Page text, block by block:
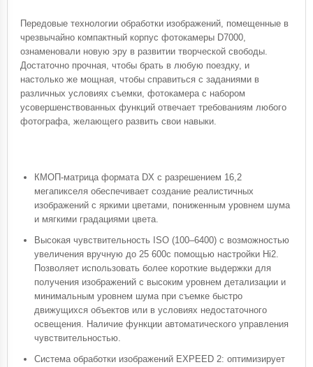
Передовые технологии обработки изображений, помещенные в
чрезвычайно компактный корпус фотокамеры D7000,
ознаменовали новую эру в развитии творческой свободы.
Достаточно прочная, чтобы брать в любую поездку, и
настолько же мощная, чтобы справиться с заданиями в
различных условиях съемки, фотокамера с набором
усовершенствованных функций отвечает требованиям любого
фотографа, желающего развить свои навыки.
КМОП-матрица формата DX с разрешением 16,2
мегапикселя обеспечивает создание реалистичных
изображений с яркими цветами, пониженным уровнем шума
и мягкими градациями цвета.
Высокая чувствительность ISO (100–6400) с возможностью
увеличения вручную до 25 600с помощью настройки Hi2.
Позволяет использовать более короткие выдержки для
получения изображений с высоким уровнем детализации и
минимальным уровнем шума при съемке быстро
движущихся объектов или в условиях недостаточного
освещения. Наличие функции автоматического управления
чувствительностью.
Система обработки изображений EXPEED 2: оптимизирует